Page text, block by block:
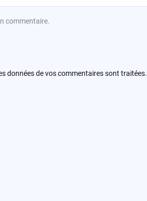
commentaire.
données de vos commentaires sont traitées.